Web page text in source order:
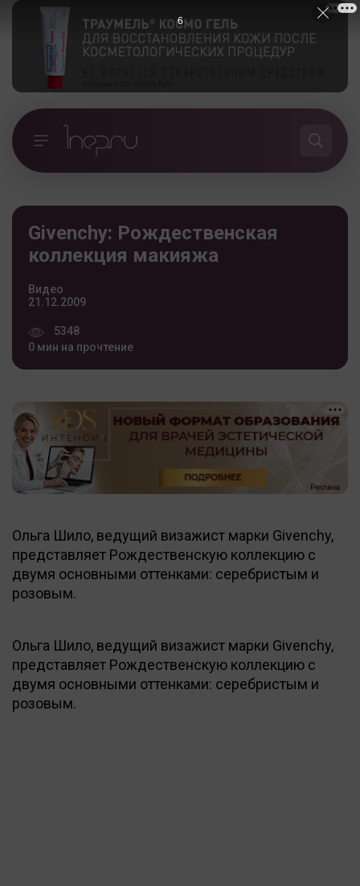
Givenchy: Рождественская
коллекция макияжа
Видео
21.12.2009
5348
0 мин на прочтение
Ольга Шило, ведущий визажист марки Givenchy,
представляет Рождественскую коллекцию с
двумя основными оттенками: серебристым и
розовым.
Ольга Шило, ведущий визажист марки Givenchy,
представляет Рождественскую коллекцию с
двумя основными оттенками: серебристым и
розовым.
5